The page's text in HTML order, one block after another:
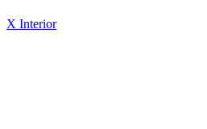
X Interior